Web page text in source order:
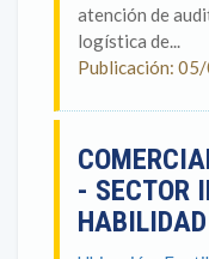
atención de
logística de...
Publicación:
- SECTOR